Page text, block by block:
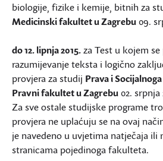
biologije, fizike i kemije, bitnih za
Medicinski fakultet u Zagrebu09.
do 12. lipnja 2015.za Test u kojem
razumijevanje teksta i logično
provjera za studij Prava i
Pravni fakultet u Zagrebu02. srpnja
Za sve ostale studijske programe
provjera ne uplaćuju se na ovaj
je navedeno u uvjetima natječaja ili
stranicama pojedinoga fakulteta.